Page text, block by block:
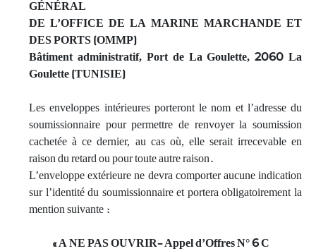
GÉNÉRAL
DE L’OFFICE DE LA MARINE MARCHANDE ET
DES PORTS (OMMP)
Bâtiment administratif, Port de La Goulette, 2060 La
Goulette (TUNISIE)
Les enveloppes intérieures porteront le nom et l’adresse du
soumissionnaire pour permettre de renvoyer la soumission
cachetée à ce dernier, au cas où, elle serait irrecevable en
raison du retard ou pour toute autre raison.
L’enveloppe extérieure ne devra comporter aucune indication
sur l’identité du soumissionnaire et portera obligatoirement la
mention suivante :
« A NE PAS OUVRIR- Appel d’Offres N° 6 C